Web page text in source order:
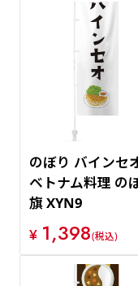
のぼり バインセ
ベトナム料理 の
旗 XYN9
¥ 1,398(税込)